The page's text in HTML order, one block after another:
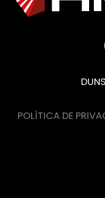
POLÍTICA DE